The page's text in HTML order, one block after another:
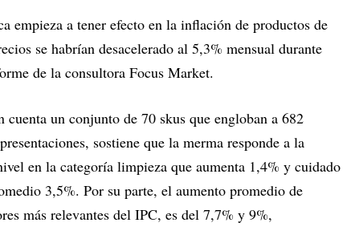
empieza a tener efecto en la inflación de productos de
se habrían desacelerado al 5,3% mensual durante
de la consultora Focus Market.
un conjunto de 70 skus que engloban a 682
sostiene que la merma responde a la
en la categoría limpieza que aumenta 1,4% y cuidado
3,5%. Por su parte, el aumento promedio de
más relevantes del IPC, es del 7,7% y 9%,